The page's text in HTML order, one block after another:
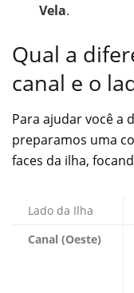
Vela.
Qual a
canal e o
Para ajudar você a
preparamos uma
faces da ilha,
Lado da Ilha
Canal (Oeste)